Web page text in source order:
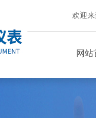
欢迎
网站